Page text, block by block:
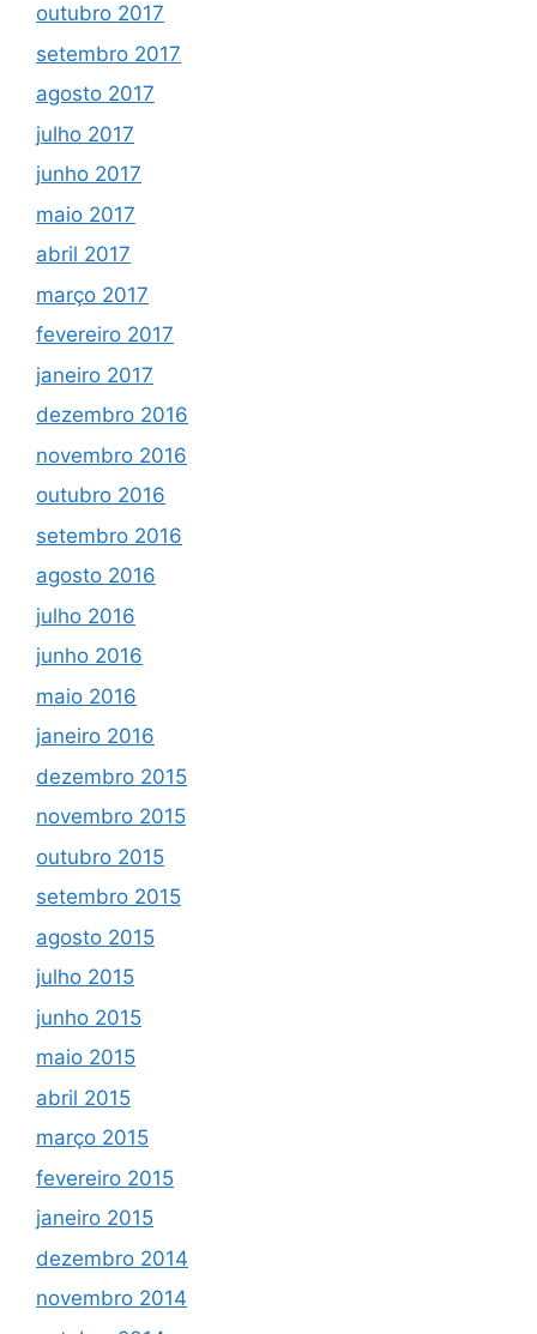
outubro 2017
setembro 2017
agosto 2017
julho 2017
junho 2017
maio 2017
abril 2017
março 2017
fevereiro 2017
janeiro 2017
dezembro 2016
novembro 2016
outubro 2016
setembro 2016
agosto 2016
julho 2016
junho 2016
maio 2016
janeiro 2016
dezembro 2015
novembro 2015
outubro 2015
setembro 2015
agosto 2015
julho 2015
junho 2015
maio 2015
abril 2015
março 2015
fevereiro 2015
janeiro 2015
dezembro 2014
novembro 2014